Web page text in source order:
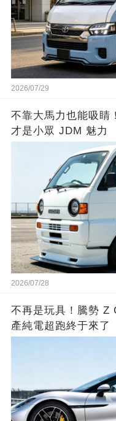
2026/07/29
不靠大馬力也能吸睛
才是小眾 JDM 魅力
2026/07/28
不再是玩具！騰勢 Z
產純電超跑終于來了